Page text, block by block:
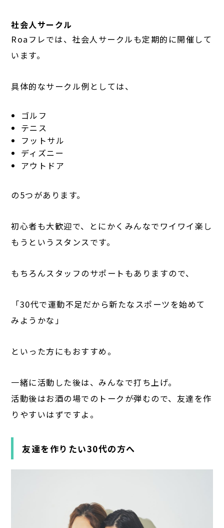
社会人サークル
Roaフレでは、社会人サークルも定期的に開催して
います。
具体的なサークル例としては、
ゴルフ
テニス
フットサル
ディズニー
アウトドア
の5つがあります。
初心者も大歓迎で、とにかくみんなでワイワイ楽し
もうというスタンスです。
もちろんスタッフのサポートもありますので、
「30代で運動不足だから新たなスポーツを始めて
みようかな」
といった方にもおすすめ。
一緒に活動した後は、みんなで打ち上げ。
活動後はお酒の場でのトークが弾むので、友達を作
りやすいはずですよ。
友達を作りたい30代の方へ